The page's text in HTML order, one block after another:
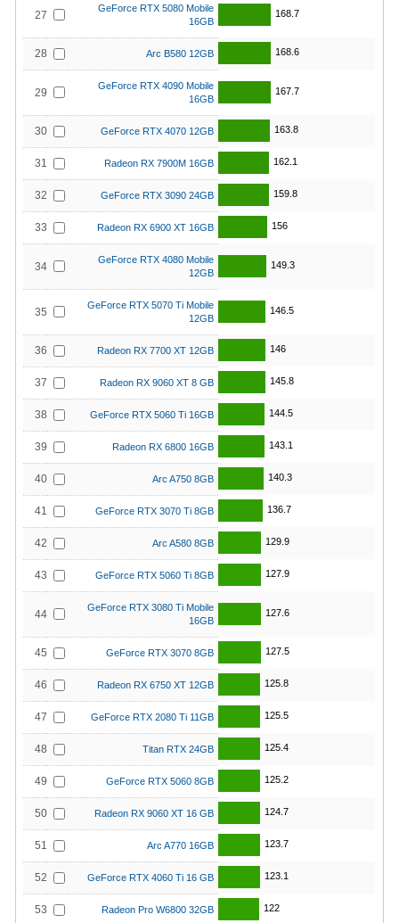
27
GeForce RTX 5080 Mobile
16GB
168.7
28 Arc B580 12GB 168.6
29
GeForce RTX 4090 Mobile
16GB
167.7
30 GeForce RTX 4070 12GB 163.8
31 Radeon RX 7900M 16GB 162.1
32 GeForce RTX 3090 24GB 159.8
33 Radeon RX 6900 XT 16GB 156
34
GeForce RTX 4080 Mobile
12GB
149.3
35
GeForce RTX 5070 Ti Mobile
12GB
146.5
36 Radeon RX 7700 XT 12GB 146
37 Radeon RX 9060 XT 8 GB 145.8
38 GeForce RTX 5060 Ti 16GB 144.5
39 Radeon RX 6800 16GB 143.1
40 Arc A750 8GB 140.3
41 GeForce RTX 3070 Ti 8GB 136.7
42 Arc A580 8GB 129.9
43 GeForce RTX 5060 Ti 8GB 127.9
44
GeForce RTX 3080 Ti Mobile
16GB
127.6
45 GeForce RTX 3070 8GB 127.5
46 Radeon RX 6750 XT 12GB 125.8
47 GeForce RTX 2080 Ti 11GB 125.5
48 Titan RTX 24GB 125.4
49 GeForce RTX 5060 8GB 125.2
50 Radeon RX 9060 XT 16 GB 124.7
51 Arc A770 16GB 123.7
52 GeForce RTX 4060 Ti 16 GB 123.1
53 Radeon Pro W6800 32GB 122